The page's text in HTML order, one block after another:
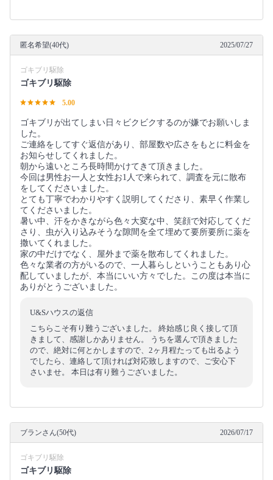
匿名希望(40代) 2025/07/27
ゴキブリ駆除
ゴキブリ駆除
5.00
ゴキブリが出てしまい日々ビクビクするのが嫌でお願いしま
した。
ご連絡をしてすぐ返信があり、部屋数や広さをもとに料金を
お知らせしてくれました。
朝から遠いところ長時間かけてきて頂きました。
今回は男性お一人と女性お1人で来られて、調査を元に散布
をしてくださいました。
とても丁寧でわかりやすく説明してくださり、素早く作業し
てくださいました。
暑い中、汗をかきながら色々大変な中、笑顔で対応してくだ
さり、虫が入り込みそうな隙間を全て埋めて要所要所に薬を
撒いてくれました。
家の中だけでなく、屋外まで薬を散布してくれました。
色々な業者の方がいるので、一人暮らしということもあり心
配していましたが、本当にいい方々でした。この度は本当に
ありがとうございました。
U&Sハウスの返信
こちらこそ有り難うございました。 終始感じ良く接して頂
きまして、感謝しかありません。 うちを選んで頂きました
ので、絶対に何とかしますので、2ヶ月程たっても出るよう
でしたら、連絡して頂ければ対応致しますので、ご安心下
さいませ。 本日は有り難うございました。
ブランさん(50代) 2026/07/17
ゴキブリ駆除
ゴキブリ駆除